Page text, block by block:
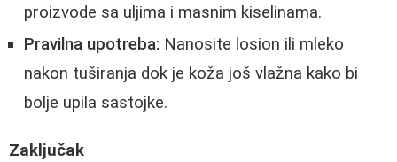
proizvode sa uljima i masnim kiselinama.
Pravilna upotreba: Nanosite losion ili mleko
nakon tuširanja dok je koža još vlažna kako bi
bolje upila sastojke.
Zaključak